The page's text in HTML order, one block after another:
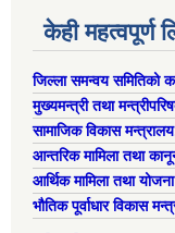
केही महत्वपूर्ण
जिल्ला समन्वय समितिको
मुख्यमन्त्री तथा
सामाजिक विकास
आन्तरिक मामिला तथा
आर्थिक मामिला तथा
भौतिक पूर्वाधार विकास